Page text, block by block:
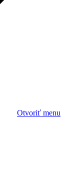
Otvoriť menu